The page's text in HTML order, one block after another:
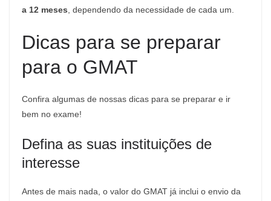
a 12 meses , dependendo da necessidade de cada um.
Dicas para se preparar
para o GMAT
Confira algumas de nossas dicas para se preparar e ir
bem no exame!
Defina as suas instituições de
interesse
Antes de mais nada, o valor do GMAT já inclui o envio da